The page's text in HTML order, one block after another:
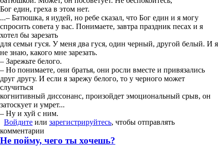
Бог един, греха в этом нет.
...– Батюшка, я иудей, но ребе сказал, что Бог един и я могу
спросить совета у вас. Понимаете, завтра праздник песах и я
хотел бы зарезать
для семьи гуся. У меня два гуся, один черный, другой белый. И я
не знаю, какого мне зарезать.
– Зарежьте белого.
– Но понимаете, они братья, они росли вместе и привязались
друг другу. И если я зарежу белого, то у черного может
случиться
когнитивный диссонанс, произойдет эмоциональный срыв, он
затоскует и умрет...
– Ну и хуй с ним.
Войдите или зарегистрируйтесь, чтобы отправлять
комментарии
Не пойму, чего ты хочешь?